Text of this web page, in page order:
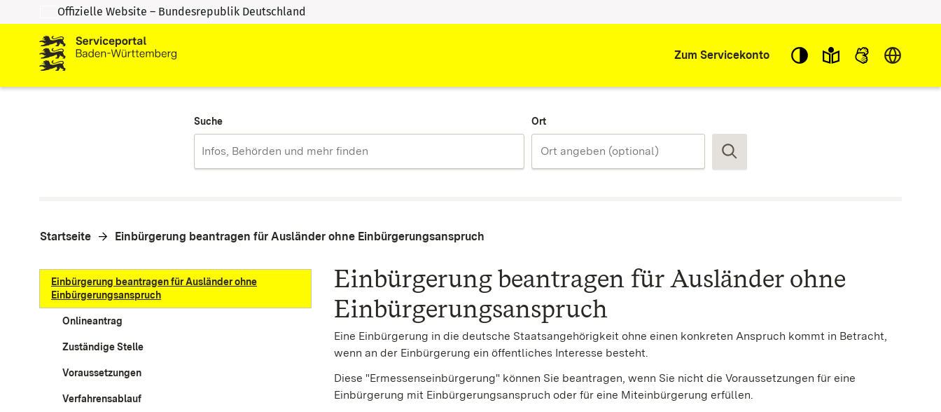
Zum Inhalt springen
Zur Suche springen
Offizielle Website – Bundesrepublik Deutschland
Zum Servicekonto Sprache
Suche Ort
Suchen
Startseite Einbürgerung beantragen für Ausländer ohne Einbürgerungsanspruch
Einbürgerung beantragen für Ausländer ohne
Einbürgerungsanspruch
Onlineantrag
Zuständige Stelle
Voraussetzungen
Verfahrensablauf
Einbürgerung beantragen für Ausländer ohne
Einbürgerungsanspruch
Eine Einbürgerung in die deutsche Staatsangehörigkeit ohne einen konkreten Anspruch kommt in Betracht,
wenn an der Einbürgerung ein öffentliches Interesse besteht.
Diese "Ermessenseinbürgerung" können Sie beantragen, wenn Sie nicht die Voraussetzungen für eine
Einbürgerung mit Einbürgerungsanspruch oder für eine Miteinbürgerung erfüllen.